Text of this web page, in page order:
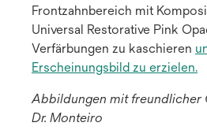
Frontzahnbereich mit
Universal Restorative Pink
Verfärbungen zu kaschieren
Erscheinungsbild zu erzielen.
Abbildungen mit freundlicher
Dr. Monteiro